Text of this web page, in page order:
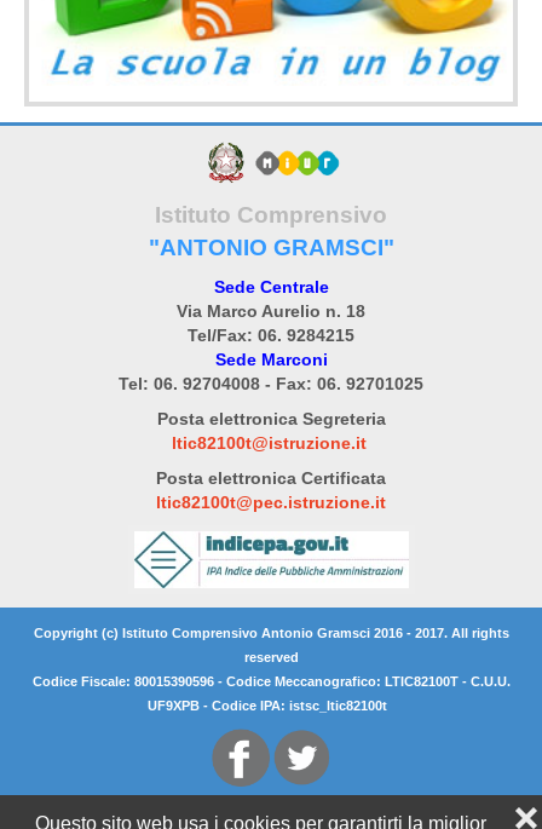
Questo sito web usa i cookies per garantirti la miglior ❌
Istituto Comprensivo
"ANTONIO GRAMSCI"
Sede Centrale
Via Marco Aurelio n. 18
Tel/Fax: 06. 9284215
Sede Marconi
Tel: 06. 92704008 - Fax: 06. 92701025
Posta elettronica Segreteria
ltic82100t@istruzione.it
Posta elettronica Certificata
ltic82100t@pec.istruzione.it
Copyright (c) Istituto Comprensivo Antonio Gramsci 2016 - 2017. All rights
reserved
Codice Fiscale: 80015390596 - Codice Meccanografico: LTIC82100T - C.U.U.
UF9XPB - Codice IPA: istsc_ltic82100t